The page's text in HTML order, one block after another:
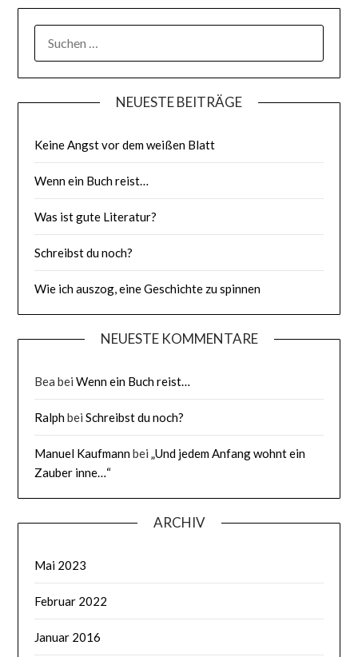
NACH:
NEUESTE BEITRÄGE
Keine Angst vor dem weißen Blatt
Wenn ein Buch reist…
Was ist gute Literatur?
Schreibst du noch?
Wie ich auszog, eine Geschichte zu spinnen
NEUESTE KOMMENTARE
Bea beiWenn ein Buch reist…
RalphbeiSchreibst du noch?
Manuel Kaufmannbei„Und jedem Anfang wohnt ein
Zauber inne…“
ARCHIV
Mai 2023
Februar 2022
Januar 2016